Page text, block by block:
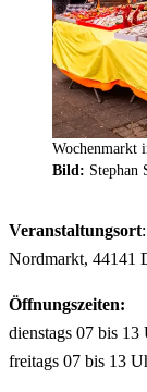
Wochenmarkt
Bild: Stephan
Veranstaltungsort:
Nordmarkt, 44141
Öffnungszeiten:
dienstags 07 bis 13
freitags 07 bis 13